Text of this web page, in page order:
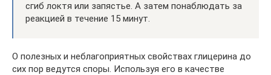
сгиб локтя или запястье. А затем понаблюдать за
реакцией в течение 15 минут.
О полезных и неблагоприятных свойствах глицерина до
сих пор ведутся споры. Используя его в качестве